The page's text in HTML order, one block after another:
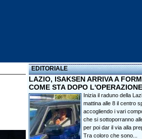
EDITORIALE
LAZIO, ISAKSEN ARRIVA A
COME STA DOPO
Inizia il raduno della
mattina alle 8 il centro
accogliendo i vari
che si sottoporranno
per poi dar il via alla
Tra coloro che sono...